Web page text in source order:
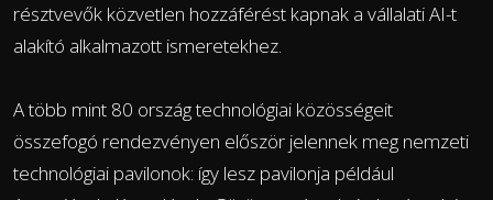
résztvevők közvetlen hozzáférést kapnak a vállalati AI-t
alakító alkalmazott ismeretekhez.
A több mint 80 ország technológiai közösségeit
összefogó rendezvényen először jelennek meg nemzeti
technológiai pavilonok: így lesz pavilonja például